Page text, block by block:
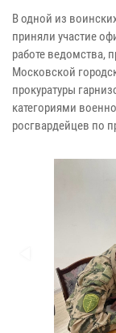
В одной из
приняли участие
работе ведомства,
Московской
прокуратуры
категориями
росгвардейцев по